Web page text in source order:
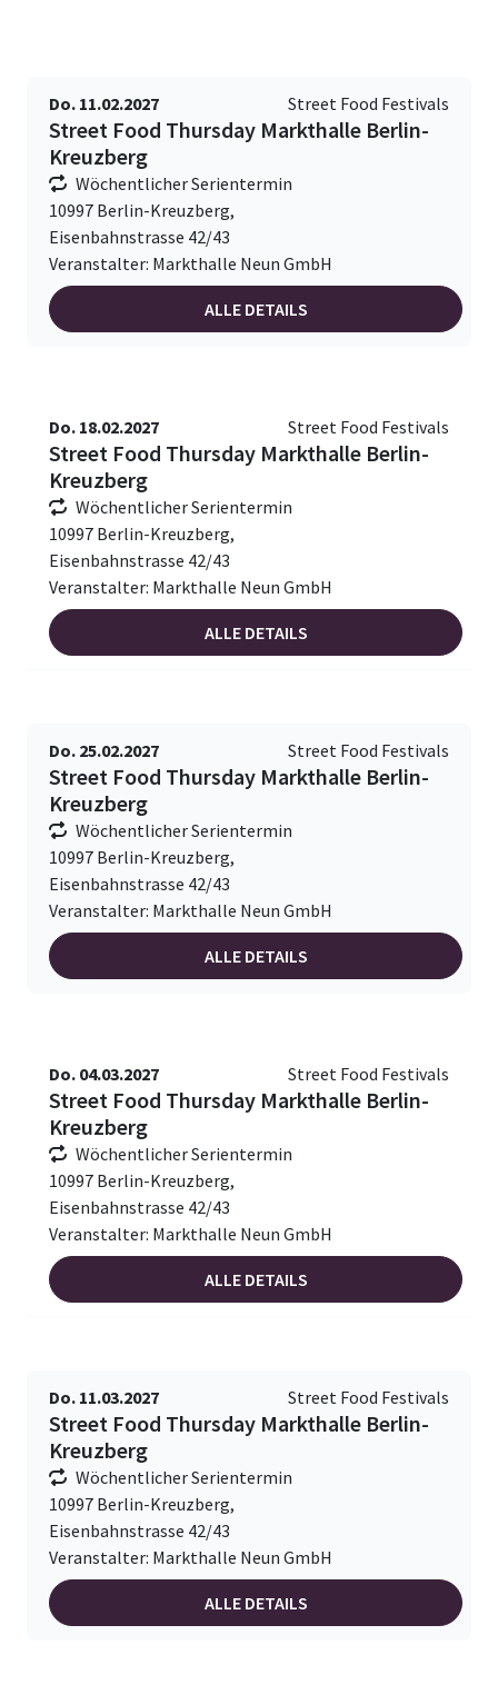
Do. 11.02.2027 Street Food Festivals
Street Food Thursday Markthalle Berlin-
Kreuzberg
Wöchentlicher Serientermin
10997 Berlin-Kreuzberg,
Eisenbahnstrasse 42/43
Veranstalter: Markthalle Neun GmbH
ALLE DETAILS
Do. 18.02.2027 Street Food Festivals
Street Food Thursday Markthalle Berlin-
Kreuzberg
Wöchentlicher Serientermin
10997 Berlin-Kreuzberg,
Eisenbahnstrasse 42/43
Veranstalter: Markthalle Neun GmbH
ALLE DETAILS
Do. 25.02.2027 Street Food Festivals
Street Food Thursday Markthalle Berlin-
Kreuzberg
Wöchentlicher Serientermin
10997 Berlin-Kreuzberg,
Eisenbahnstrasse 42/43
Veranstalter: Markthalle Neun GmbH
ALLE DETAILS
Do. 04.03.2027 Street Food Festivals
Street Food Thursday Markthalle Berlin-
Kreuzberg
Wöchentlicher Serientermin
10997 Berlin-Kreuzberg,
Eisenbahnstrasse 42/43
Veranstalter: Markthalle Neun GmbH
ALLE DETAILS
Do. 11.03.2027 Street Food Festivals
Street Food Thursday Markthalle Berlin-
Kreuzberg
Wöchentlicher Serientermin
10997 Berlin-Kreuzberg,
Eisenbahnstrasse 42/43
Veranstalter: Markthalle Neun GmbH
ALLE DETAILS